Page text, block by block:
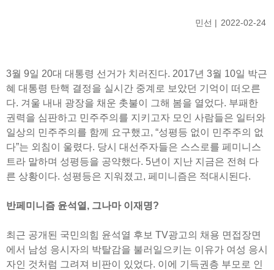
민선 2022-02-24
3월 9일 20대 대통령 선거가 치러진다. 2017년 3월 10일 박근
혜 대통령 탄핵 결정을 실시간 중계로 보았던 기억이 떠오른
다. 겨울 내내 광장을 채운 촛불이 그해 봄을 열었다. 부패한
권력을 심판하고 민주주의를 지키고자 모인 사람들은 일터와
일상의 민주주의를 함께 요구했고, “성평등 없이 민주주의 없
다”는 외침이 울렸다. 당시 대선주자들은 스스로를 페미니스
트라 말하며 성평등을 공약했다. 5년이 지난 지금은 전혀 다
른 상황이다. 성평등은 지워졌고, 페미니즘은 적대시된다.
반페미니즘 윤석열, 그나마 이재명?
최근 공개된 국민의힘 윤석열 후보 TV광고의 채용 면접장면
에서 남성 응시자의 박탈감을 불러일으키는 이유가 여성 응시
자인 것처럼 그려져 비판이 있었다. 이에 기득권층 부모로 인